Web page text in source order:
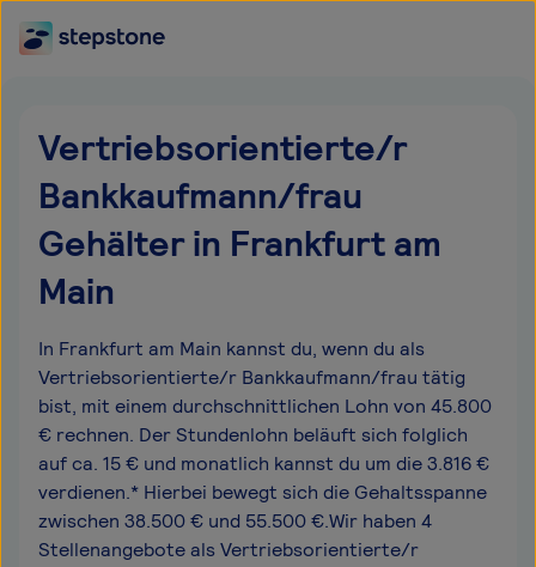
Vertriebsorientierte/r
Bankkaufmann/frau
Gehälter in Frankfurt am
Main
In Frankfurt am Main kannst du, wenn du als
Vertriebsorientierte/r Bankkaufmann/frau tätig
bist, mit einem durchschnittlichen Lohn von 45.800
€ rechnen. Der Stundenlohn beläuft sich folglich
auf ca. 15 € und monatlich kannst du um die 3.816 €
verdienen.* Hierbei bewegt sich die Gehaltsspanne
zwischen 38.500 € und 55.500 €.Wir haben 4
Stellenangebote als Vertriebsorientierte/r